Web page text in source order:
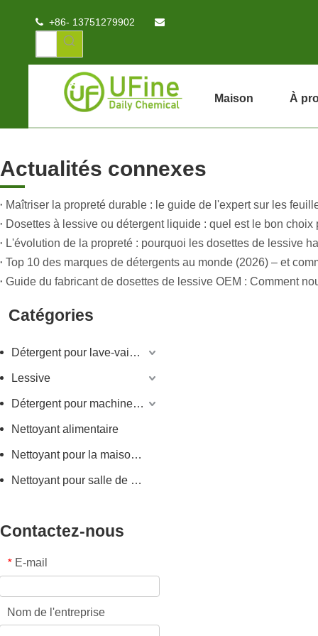
 +86- 13751279902 
Maison À
Actualités connexes
Dosettes à lessive ou détergent liquide : quel est le bon choix
Catégories
Détergent pour lave-vaisselle
Lessive
Détergent pour machine à laver
Nettoyant alimentaire
Nettoyant pour la maison et la cuisine
Nettoyant pour salle de bain
Contactez-nous
* E-mail
Nom de l'entreprise